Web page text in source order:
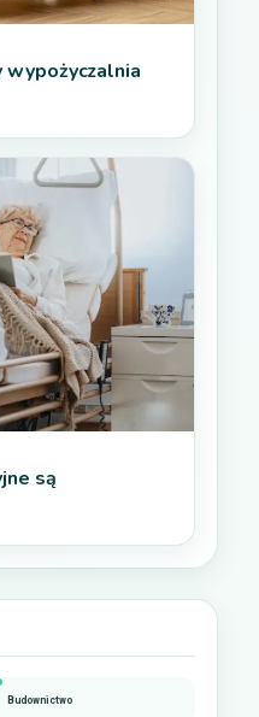
wypożyczalnia
są
Budownictwo